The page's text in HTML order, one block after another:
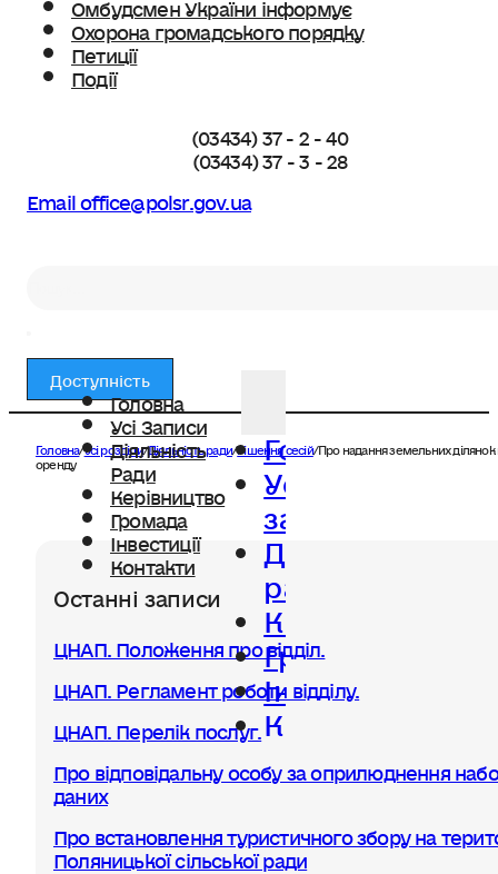
Охорона громадського порядку
Петиції
Події
(03434) 37 - 2 - 40
(03434) 37 - 3 - 28
Email office@polsr.gov.ua
Головна
Усі Записи
Діяльність
Ради
Керівництво
Громада
Інвестиції
Контакти
Головна
Усі
записи
Діяльність
ради
Керівництво
Громада
Інвестиції
Контакти
Доступність
Головна/Усі розділи/Діяльність ради/Рішення сесій/Про надання земельних ділянок
оренду
Останні записи
ЦНАП. Положення про відділ.
ЦНАП. Регламент роботи відділу.
ЦНАП. Перелік послуг.
Про відповідальну особу за оприлюднення
даних
Про встановлення туристичного збору на
Поляницької сільської ради